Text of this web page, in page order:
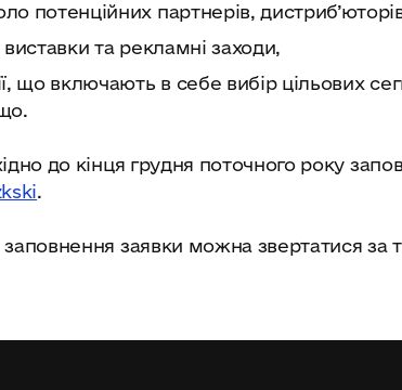
потенційних партнерів, дистриб’юторів
та рекламні заходи,
що включають в себе вибір цільових
до кінця грудня поточного року
.
заявки можна звертатися